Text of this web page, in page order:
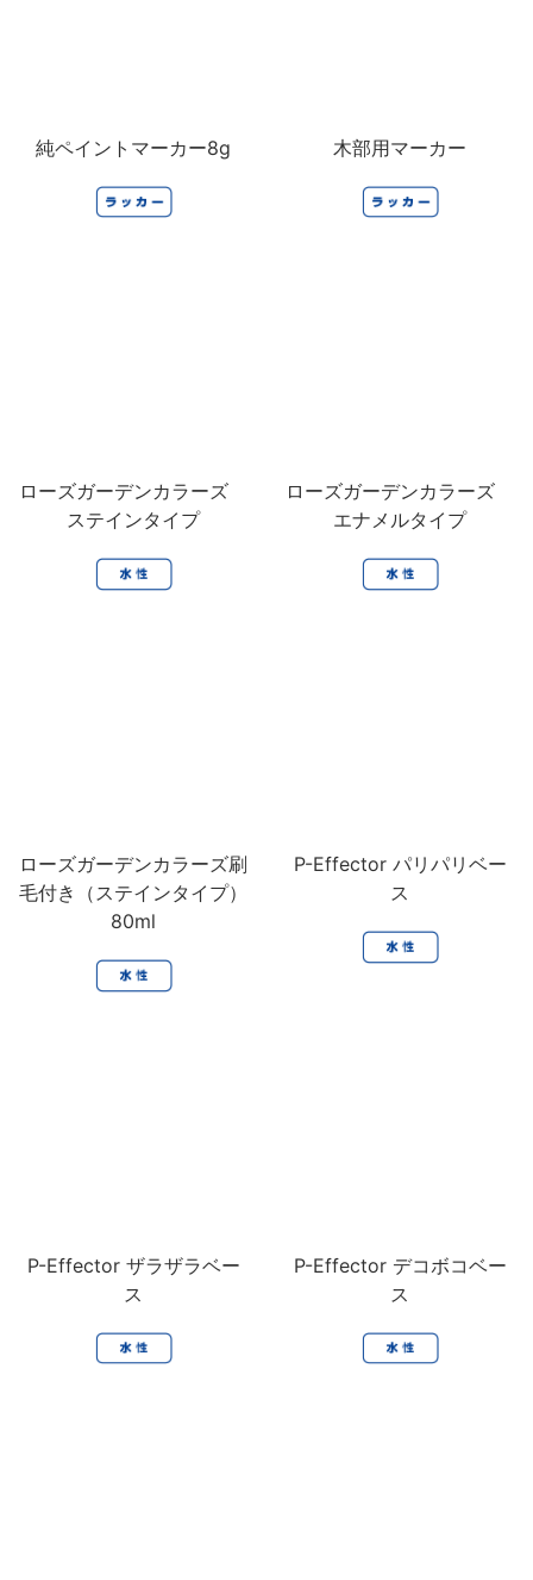
純ペイントマーカー8g 木部用マーカー
ローズガーデンカラーズ
ステインタイプ
ローズガーデンカラーズ
エナメルタイプ
ローズガーデンカラーズ刷
毛付き（ステインタイプ）
80ml
P-Effector パリパリベー
ス
P-Effector ザラザラベー
ス
P-Effector デコボコベー
ス